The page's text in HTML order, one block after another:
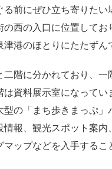
前にぜひ立ち寄りたい
の西の入口に位置してお
津港のほとりにたたずん
二階に分かれており、一
資料展示室になってい
型の「まち歩きまっぷ」
情報、観光スポット案内
マップなどを入手するこ